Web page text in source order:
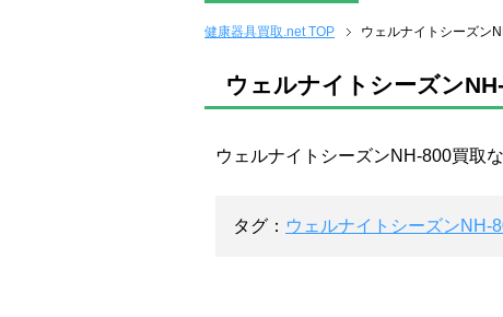
健康器具買取.net TOP ウェルナイトシーズン
ウェルナイトシーズン
ウェルナイトシーズンNH-800買取
タグ： ウェルナイトシーズンNH-